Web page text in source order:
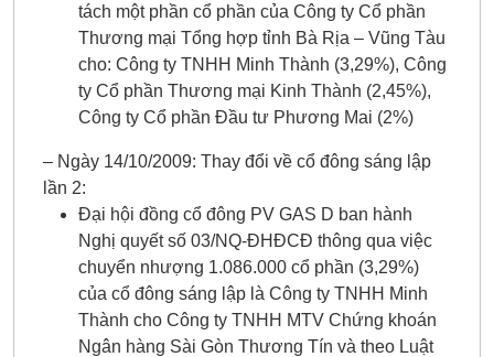
tách một phần cổ phần của Công ty Cổ phần
Thương mại Tổng hợp tỉnh Bà Rịa – Vũng Tàu
cho: Công ty TNHH Minh Thành (3,29%), Công
ty Cổ phần Thương mại Kinh Thành (2,45%),
Công ty Cổ phần Đầu tư Phương Mai (2%)
– Ngày 14/10/2009: Thay đổi về cổ đông sáng lập
lần 2:
Đại hội đồng cổ đông PV GAS D ban hành
Nghị quyết số 03/NQ-ĐHĐCĐ thông qua việc
chuyển nhượng 1.086.000 cổ phần (3,29%)
của cổ đông sáng lập là Công ty TNHH Minh
Thành cho Công ty TNHH MTV Chứng khoán
Ngân hàng Sài Gòn Thương Tín và theo Luật